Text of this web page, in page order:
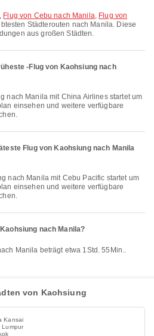
, Flug von Cebu nach Manila, Flug von
Städterouten nach Manila. Diese
aus großen Städten.
-Flug von Kaohsiung nach
einsehen und weitere verfügbare
Flug von Kaohsiung nach Manila
einsehen und weitere verfügbare
nach Manila?
Manila beträgt etwa 1Std. 55Min..
von Kaohsiung
Kansai
Lumpur